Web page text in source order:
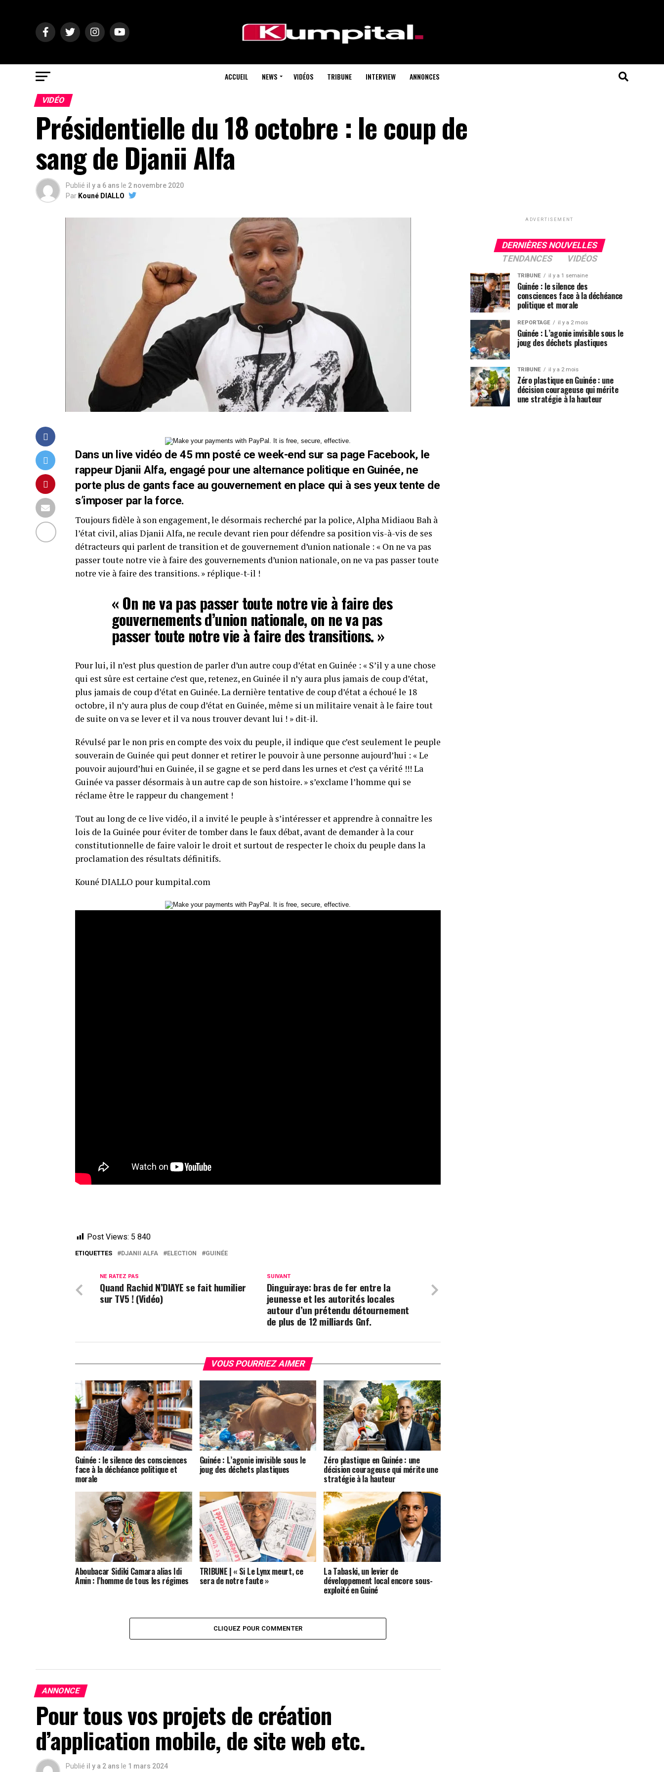
ACCUEIL NEWS VIDÉOS TRIBUNE INTERVIEW ANNONCES
VIDÉO
Présidentielle du 18 octobre : le coup de
sang de Djanii Alfa
Publié il y a 6 ans le 2 novembre 2020
Par Kouné DIALLO
Dans un live vidéo de 45 mn posté ce week-end sur sa page Facebook, le
rappeur Djanii Alfa, engagé pour une alternance politique en Guinée, ne
porte plus de gants face au gouvernement en place qui à ses yeux tente de
s’imposer par la force.
Toujours fidèle à son engagement, le désormais recherché par la police, Alpha Midiaou Bah à
l’état civil, alias Djanii Alfa, ne recule devant rien pour défendre sa position vis-à-vis de ses
détracteurs qui parlent de transition et de gouvernement d’union nationale : « On ne va pas
passer toute notre vie à faire des gouvernements d’union nationale, on ne va pas passer toute
notre vie à faire des transitions. » réplique-t-il !
« On ne va pas passer toute notre vie à faire des
gouvernements d’union nationale, on ne va pas
passer toute notre vie à faire des transitions. »
Pour lui, il n’est plus question de parler d’un autre coup d’état en Guinée : « S’il y a une chose
qui est sûre est certaine c’est que, retenez, en Guinée il n’y aura plus jamais de coup d’état,
plus jamais de coup d’état en Guinée. La dernière tentative de coup d’état a échoué le 18
octobre, il n’y aura plus de coup d’état en Guinée, même si un militaire venait à le faire tout
de suite on va se lever et il va nous trouver devant lui ! » dit-il.
Révulsé par le non pris en compte des voix du peuple, il indique que c’est seulement le peuple
souverain de Guinée qui peut donner et retirer le pouvoir à une personne aujourd’hui : « Le
pouvoir aujourd’hui en Guinée, il se gagne et se perd dans les urnes et c’est ça vérité !!! La
Guinée va passer désormais à un autre cap de son histoire. » s’exclame l’homme qui se
réclame être le rappeur du changement !
Tout au long de ce live vidéo, il a invité le peuple à s’intéresser et apprendre à connaître les
lois de la Guinée pour éviter de tomber dans le faux débat, avant de demander à la cour
constitutionnelle de faire valoir le droit et surtout de respecter le choix du peuple dans la
proclamation des résultats définitifs.
Kouné DIALLO pour kumpital.com
Post Views: 5 840
ETIQUETTES DJANII ALFA ELECTION GUINÉE
SUIVANT
Dinguiraye: bras de fer entre la
jeunesse et les autorités locales
autour d’un prétendu détournement
de plus de 12 milliards Gnf.
NE RATEZ PAS
Quand Rachid N’DIAYE se fait humilier
sur TV5 ! (Vidéo)
VOUS POURRIEZ AIMER
Guinée : le silence des consciences
face à la déchéance politique et
morale
Guinée : L’agonie invisible sous le
joug des déchets plastiques
Zéro plastique en Guinée : une
décision courageuse qui mérite une
stratégie à la hauteur
Aboubacar Sidiki Camara alias Idi
Amin : l’homme de tous les régimes
TRIBUNE | « Si Le Lynx meurt, ce
sera de notre faute »
La Tabaski, un levier de
développement local encore sous-
exploité en Guiné
CLIQUEZ POUR COMMENTER
ANNONCE
Pour tous vos projets de création
d’application mobile, de site web etc.
Publié il y a 2 ans le 1 mars 2024
ADVERTISEMENT
DERNIÈRES NOUVELLES
TENDANCES
VIDÉOS
TRIBUNE il y a 1 semaine
Guinée : le silence des
consciences face à la déchéance
politique et morale
REPORTAGE il y a 2 mois
Guinée : L’agonie invisible sous le
joug des déchets plastiques
TRIBUNE il y a 2 mois
Zéro plastique en Guinée : une
décision courageuse qui mérite
une stratégie à la hauteur